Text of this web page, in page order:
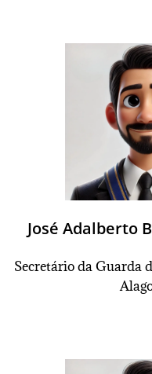
José Adalberto
Secretárioda Guarda